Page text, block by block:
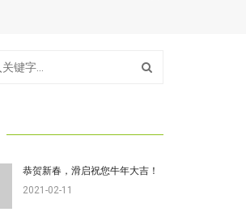
恭贺新春，滑启祝您牛年大吉！
2021-02-11